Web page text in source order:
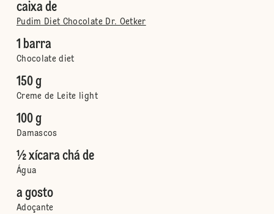
caixa de
Pudim Diet Chocolate Dr. Oetker
1 barra
Chocolate diet
150 g
Creme de Leite light
100 g
Damascos
½ xícara chá de
Água
a gosto
Adoçante